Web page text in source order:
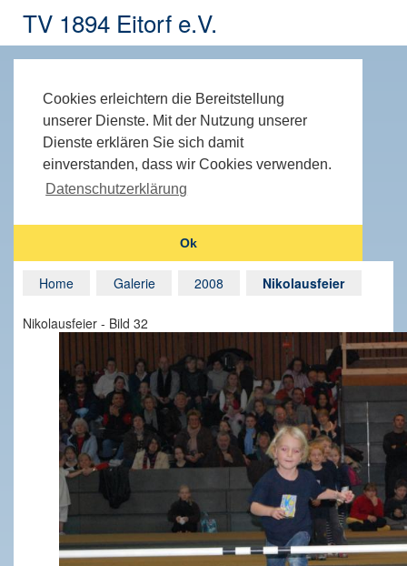
TV 1894 Eitorf e.V.
Cookies erleichtern die Bereitstellung
unserer Dienste. Mit der Nutzung unserer
Dienste erklären Sie sich damit
einverstanden, dass wir Cookies verwenden.
Datenschutzerklärung
Ok
Home Galerie 2008 Nikolausfeier
Nikolausfeier - Bild 32